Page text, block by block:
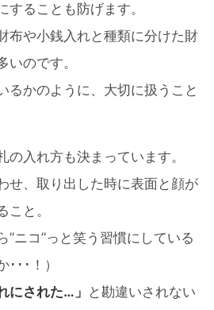
することも防げます。
布や小銭入れと種類に分けた財
いのです。
るかのように、大切に扱うこと
の入れ方も決まっています。
せ、取り出した時に表面と顔が
こと。
”ニコ”っと笑う習慣にしている
･･！）
にされた…」 と勘違いされない